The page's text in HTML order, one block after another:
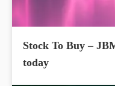
Stock To Buy –
today